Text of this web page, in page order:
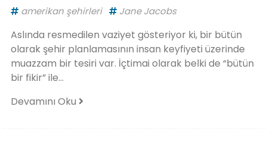
amerikan şehirleri Jane Jacobs
Aslında resmedilen vaziyet gösteriyor ki, bir bütün
olarak şehir planlamasının insan keyfiyeti üzerinde
muazzam bir tesiri var. İçtimai olarak belki de “bütün
bir fikir” ile...
Devamını Oku